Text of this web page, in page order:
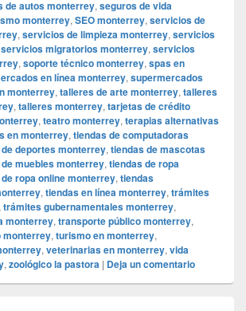
de autos monterrey, seguros de vida
monterrey, SEO monterrey, servicios de
, servicios de limpieza monterrey, servicios
servicios migratorios monterrey, servicios
, soporte técnico monterrey, spas en
en línea monterrey, supermercados
monterrey, talleres de arte monterrey, talleres
, talleres monterrey, tarjetas de crédito
, teatro monterrey, terapias alternativas
en monterrey, tiendas de computadoras
deportes monterrey, tiendas de mascotas
muebles monterrey, tiendas de ropa
ropa online monterrey, tiendas
, tiendas en línea monterrey, trámites
trámites gubernamentales monterrey,
monterrey, transporte público monterrey,
monterrey, turismo en monterrey,
, veterinarias en monterrey, vida
, zoológico la pastora | Deja un comentario